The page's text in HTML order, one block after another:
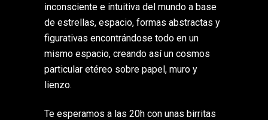
inconsciente e intuitiva del mundo a base
de estrellas, espacio, formas abstractas y
figurativas encontrándose todo en un
mismo espacio, creando así un cosmos
particular etéreo sobre papel, muro y
lienzo.
Te esperamos a las 20h con unas birritas